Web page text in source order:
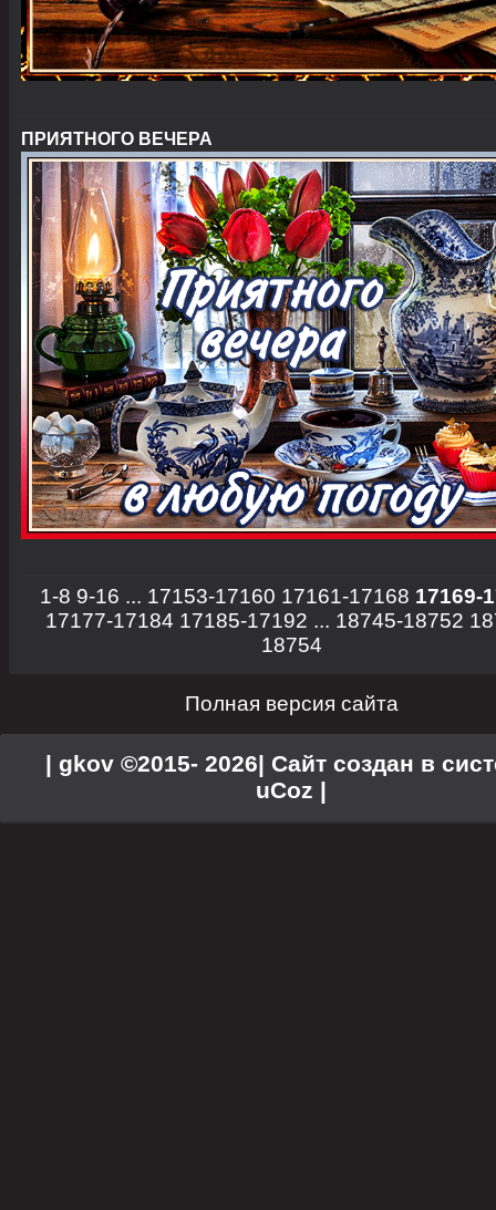
ПРИЯТНОГО ВЕЧЕРА
1-8 9-16 ... 17153-17160 17161-17168 17169-
17177-17184 17185-17192 ... 18745-18752
18754
Полная версия сайта
| gkov ©2015- 2026| Сайт создан в
uCoz |